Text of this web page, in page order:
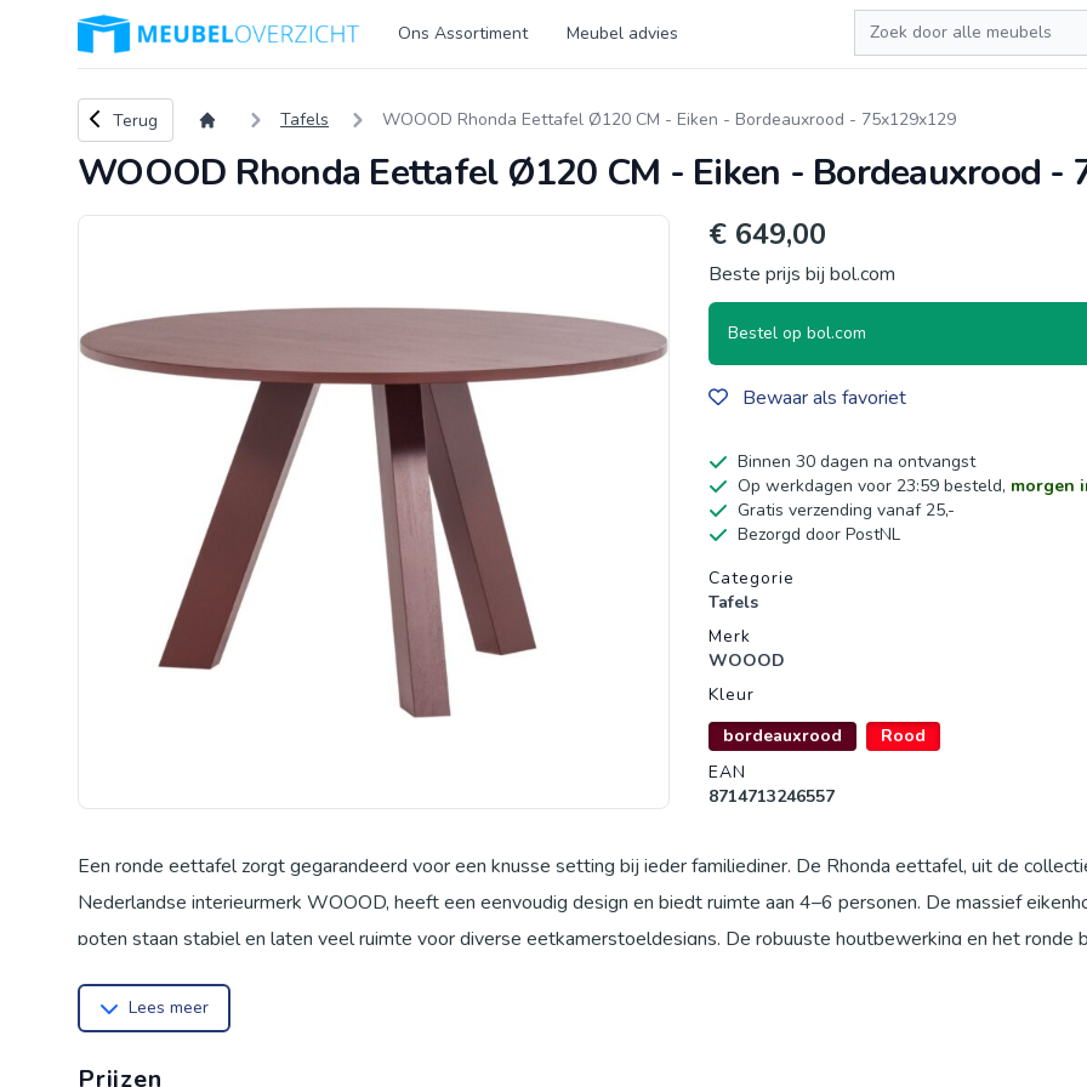
Logo Meubeloverzicht.nl Ons Assortiment Meubel advies
Zoeken
Terug naar overzicht
Terug Tafels WOOOD Rhonda Eettafel Ø120 CM - Eiken - Bordeauxrood - 75x129x129
WOOOD Rhonda Eettafel Ø120 CM - Eiken - Bordeauxrood -
€ 649,00
Beste prijs bij bol.com
Bestel op bol.com
Bewaar als favoriet
Binnen 30 dagen na ontvangst
Op werkdagen voor 23:59 besteld, morgen
Gratis verzending vanaf 25,-
Bezorgd door PostNL
Productgegevens
Categorie
Tafels
Merk
WOOOD
Kleur
bordeauxrood
Rood
EAN
8714713246557
Een ronde eettafel zorgt gegarandeerd voor een knusse setting bij ieder familiediner. De Rhonda eettafel, uit de
Nederlandse interieurmerk WOOOD, heeft een eenvoudig design en biedt ruimte aan 4–6 personen. De massief
poten staan stabiel en laten veel ruimte voor diverse eetkamerstoeldesigns. De robuuste houtbewerking en het ronde
gloed en de duidelijk zichtbare nerftekening. Het natuurlijke materiaal kan in de loop van de tijd licht verkleuren of fijne
Lees meer
Prijzen